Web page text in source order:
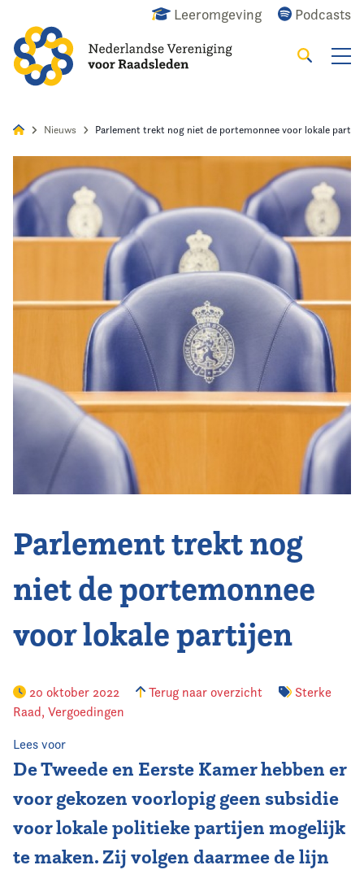
Leeromgeving Podcasts
Zoeken
Home
Agenda
Opleiding
Kennis & Informatie
Vereniging
Contact
Nieuws Parlement trekt nog niet de portemonnee voor lokale
Parlement trekt nog
niet de portemonnee
voor lokale partijen
20 oktober 2022 Terug naar overzicht
Sterke
Raad, Vergoedingen
Lees voor
De Tweede en Eerste Kamer hebben er
voor gekozen voorlopig geen subsidie
voor lokale politieke partijen mogelijk
te maken. Zij volgen daarmee de lijn